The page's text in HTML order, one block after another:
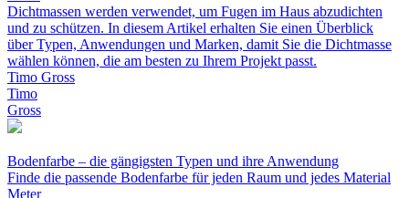
Dichtmassen werden verwendet, um Fugen im Haus abzudichten
und zu schützen. In diesem Artikel erhalten Sie einen Überblick
über Typen, Anwendungen und Marken, damit Sie die Dichtmasse
wählen können, die am besten zu Ihrem Projekt passt.
Timo Gross
Timo
Gross
Bodenfarbe – die gängigsten Typen und ihre Anwendung
Finde die passende Bodenfarbe für jeden Raum und jedes Material
Meter